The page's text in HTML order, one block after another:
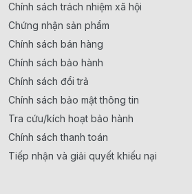
Chính sách trách nhiệm xã hội
Chứng nhận sản phẩm
Chính sách bán hàng
Chính sách bảo hành
Chính sách đổi trả
Chính sách bảo mật thông tin
Tra cứu/kích hoạt bảo hành
Chính sách thanh toán
Tiếp nhận và giải quyết khiếu nại